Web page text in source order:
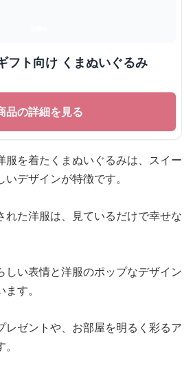
フト向け くまぬいぐるみ
品の詳細を見る
服を着たくまぬいぐるみは、スイー
デザインが特徴です。
れた洋服は、見ているだけで幸せな
しい表情と洋服のポップなデザイン
す。
レゼントや、お部屋を明るく彩るア